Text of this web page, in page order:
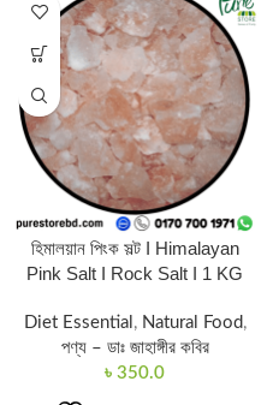
হিমালয়ান পিংক সল্ট I Himalayan
Pink Salt I Rock Salt I 1 KG
Diet Essential , Natural Food,
পণ্য – ডাঃ জাহাঙ্গীর কবির
৳ 350.0